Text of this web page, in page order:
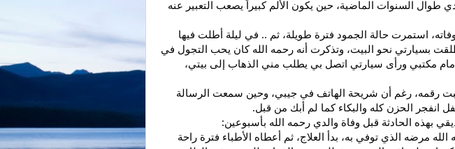
رقمه، رغم أن شريحة الهاتف في جيبي، وحين سمعت
انفجر الحزن كله والبكاء كما لم أبك من قبل.
بهذه الحادثة قبل وفاة والدي رحمه الله بأسبوعين: